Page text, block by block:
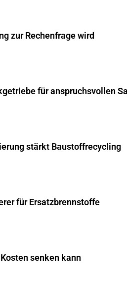
zur Rechenfrage wird
für anspruchsvollen
stärkt Baustoffrecycling
für Ersatzbrennstoffe
senken kann